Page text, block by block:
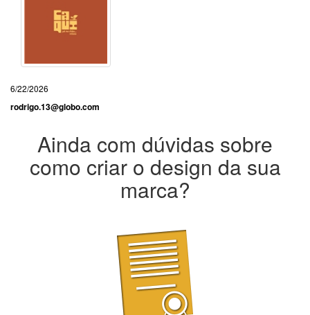
6/22/2026
rodrigo.13@globo.com
Ainda com dúvidas sobre
como criar o design da sua
marca?